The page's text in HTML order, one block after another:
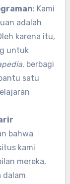
: Kami
adalah
karena itu,
untuk
, berbagi
satu
bahwa
kami
mereka,
dalam